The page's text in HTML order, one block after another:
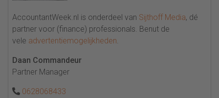
AccountantWeek.nl is onderdeel van Sijthoff Media, dé
partner voor (finance) professionals. Benut de
vele advertentiemogelijkheden.
Daan Commandeur
Partner Manager
0628068433